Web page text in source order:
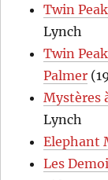
Twin
Lynch
Twin
Palmer
Mystères
Lynch
Elephant
Les